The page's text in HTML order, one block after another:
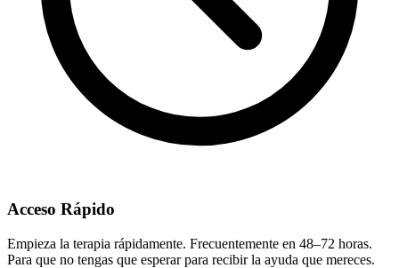
Acceso Rápido
Empieza la terapia rápidamente. Frecuentemente en 48–72 horas.
Para que no tengas que esperar para recibir la ayuda que mereces.